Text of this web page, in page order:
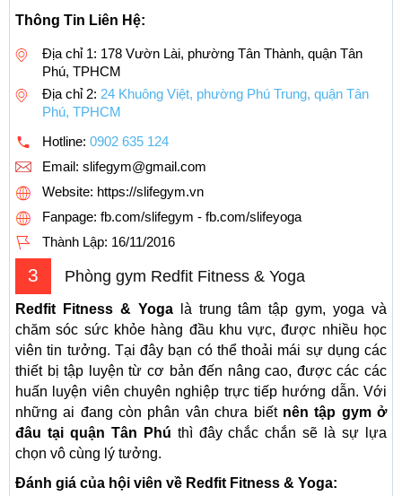
Thông Tin Liên Hệ:
Địa chỉ 1: 178 Vườn Lài, phường Tân Thành, quận Tân
Phú, TPHCM
Địa chỉ 2: 24 Khuông Việt, phường Phú Trung, quận Tân
Phú, TPHCM
Hotline: 0902 635 124
Email: slifegym@gmail.com
Website: https://slifegym.vn
Fanpage: fb.com/slifegym - fb.com/slifeyoga
Thành Lập: 16/11/2016
3 Phòng gym Redfit Fitness & Yoga
Redfit Fitness & Yogalà trung tâm tập gym, yoga và
chăm sóc sức khỏe hàng đầu khu vực, được nhiều học
viên tin tưởng. Tại đây bạn có thể thoải mái sự dụng các
thiết bị tập luyện từ cơ bản đến nâng cao, được các các
huấn luyện viên chuyên nghiệp trực tiếp hướng dẫn. Với
những ai đang còn phân vân chưa biết nên tập gym ở
đâu tại quận Tân Phú thì đây chắc chắn sẽ là sự lựa
chọn vô cùng lý tưởng.
Đánh giá của hội viên về Redfit Fitness & Yoga: